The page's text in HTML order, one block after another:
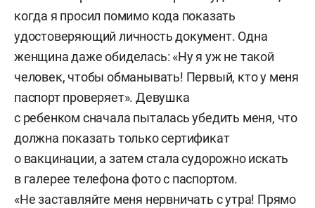
когда я просил помимо кода показать
удостоверяющий личность документ. Одна
женщина даже обиделась: «Ну я уж не такой
человек, чтобы обманывать! Первый, кто у меня
паспорт проверяет». Девушка
с ребенком сначала пыталась убедить меня, что
должна показать только сертификат
о вакцинации, а затем стала судорожно искать
в галерее телефона фото с паспортом.
«Не заставляйте меня нервничать с утра! Прямо